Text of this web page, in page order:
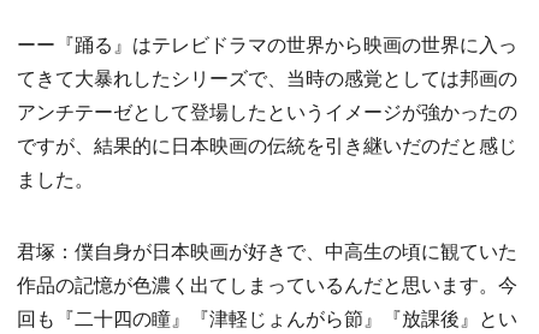
ーー『踊る』はテレビドラマの世界から映画の世界に入っ
てきて大暴れしたシリーズで、当時の感覚としては邦画の
アンチテーゼとして登場したというイメージが強かったの
ですが、結果的に日本映画の伝統を引き継いだのだと感じ
ました。
君塚：僕自身が日本映画が好きで、中高生の頃に観ていた
作品の記憶が色濃く出てしまっているんだと思います。今
回も『二十四の瞳』『津軽じょんがら節』『放課後』とい